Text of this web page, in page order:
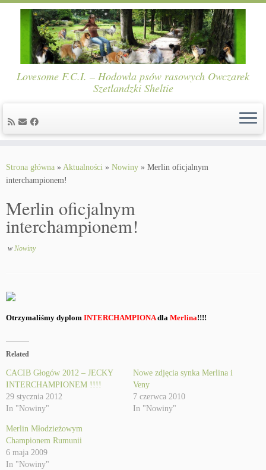
content
Lovesome F.C.I. – Hodowla psów rasowych Owczarek
Szetlandzki Sheltie
Strona główna » Aktualności » Nowiny » Merlin oficjalnym
interchampionem!
Merlin oficjalnym
interchampionem!
w Nowiny
Otrzymaliśmy dyplom INTERCHAMPIONAdla Merlina!!!!
Related
CACIB Głogów 2012 – JECKY
INTERCHAMPIONEM !!!!
29 stycznia 2012
In "Nowiny"
Nowe zdjęcia synka Merlina i
Veny
7 czerwca 2010
In "Nowiny"
Merlin Młodzieżowym
Championem Rumunii
6 maja 2009
In "Nowiny"